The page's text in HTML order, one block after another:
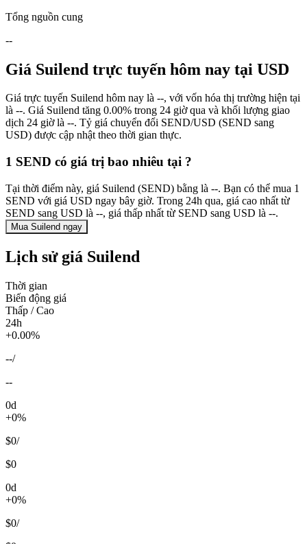
Tổng nguồn cung
--
Giá Suilend trực tuyến hôm nay tại USD
Giá trực tuyến Suilend hôm nay là --, với vốn hóa thị trường hiện tại
là --. Giá Suilend tăng 0.00% trong 24 giờ qua và khối lượng giao
dịch 24 giờ là --. Tỷ giá chuyển đổi SEND/USD (SEND sang
USD) được cập nhật theo thời gian thực.
1 SEND có giá trị bao nhiêu tại ?
Tại thời điểm này, giá Suilend (SEND) bằng là --. Bạn có thể mua 1
SEND với giá USD ngay bây giờ. Trong 24h qua, giá cao nhất từ
SEND sang USD là --, giá thấp nhất từ SEND sang USD là --.
Mua Suilend ngay
Lịch sử giá Suilend
Thời gian
Biến động giá
Thấp / Cao
24h
+0.00%
--/
--
0d
+0%
$0/
$0
0d
+0%
$0/